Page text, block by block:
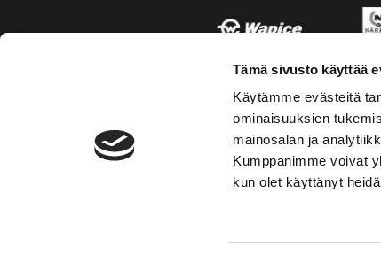
Tämä sivusto käyttää
Käytämme evästeitä
ominaisuuksien
mainosalan ja
Kumppanimme voivat
kun olet käyttänyt